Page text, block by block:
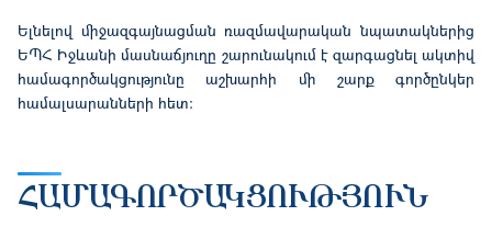
Ելնելով միջազգայնացման ռազմավարական նպատակներից
ԵՊՀ Իջևանի մասնաճյուղը շարունակում է զարգացնել ակտիվ
համագործակցությունը աշխարհի մի շարք գործընկեր
համալսարանների հետ։
ՀԱՄԱԳՈՐԾԱԿՑՈՒԹՅՈՒՆ